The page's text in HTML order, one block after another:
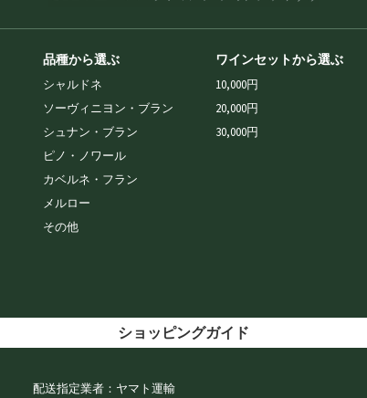
品種から選ぶ
シャルドネ
ソーヴィニヨン・ブラン
シュナン・ブラン
ピノ・ノワール
カベルネ・フラン
メルロー
その他
ワインセットから選ぶ
10,000円
20,000円
30,000円
ショッピングガイド
配送指定業者：ヤマト運輸